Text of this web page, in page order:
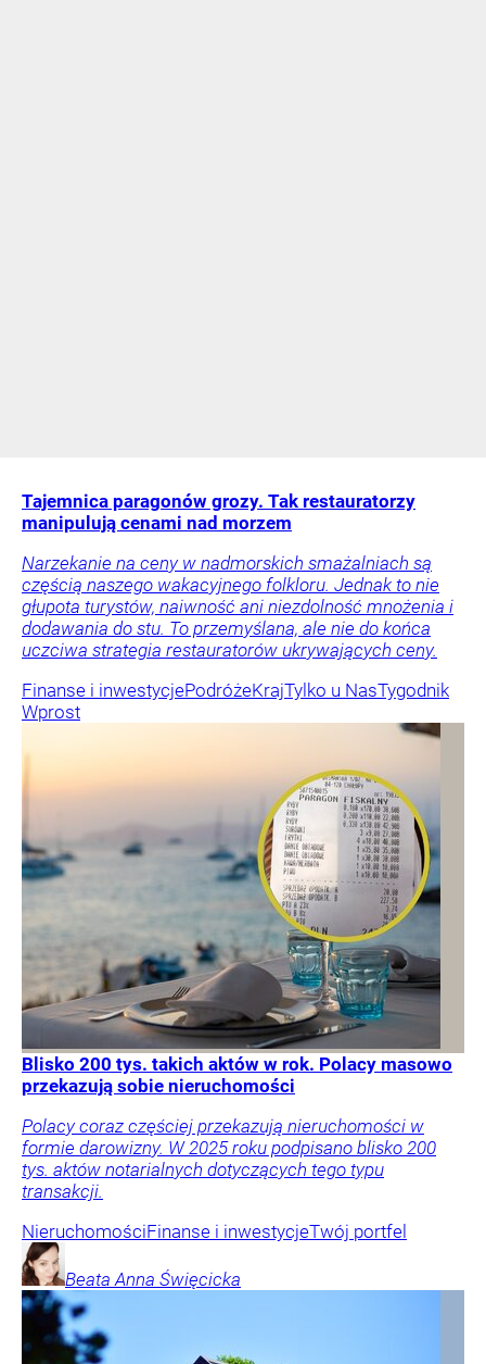
Tajemnica paragonów grozy. Tak restauratorzy
manipulują cenami nad morzem
Narzekanie na ceny w nadmorskich smażalniach są
częścią naszego wakacyjnego folkloru. Jednak to nie
głupota turystów, naiwność ani niezdolność mnożenia i
dodawania do stu. To przemyślana, ale nie do końca
uczciwa strategia restauratorów ukrywających ceny.
Finanse i inwestycjePodróżeKrajTylko u NasTygodnik
Wprost
Blisko 200 tys. takich aktów w rok. Polacy masowo
przekazują sobie nieruchomości
Polacy coraz częściej przekazują nieruchomości w
formie darowizny. W 2025 roku podpisano blisko 200
tys. aktów notarialnych dotyczących tego typu
transakcji.
NieruchomościFinanse i inwestycjeTwój portfel
Beata Anna Święcicka